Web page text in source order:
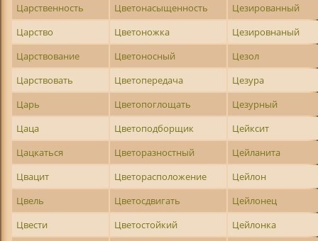
Царственность
Цветонасыщенность
Цезированный
Царство
Цветоножка
Цезировнаный
Царствование
Цветоносный
Цезол
Царствовать
Цветопередача
Цезура
Царь
Цветопоглощать
Цезурный
Цаца
Цветоподборщик
Цейксит
Цацкаться
Цветоразностный
Цейланита
Цвацит
Цветорасположение
Цейлон
Цвель
Цветосдвигать
Цейлонец
Цвести
Цветостойкий
Цейлонка